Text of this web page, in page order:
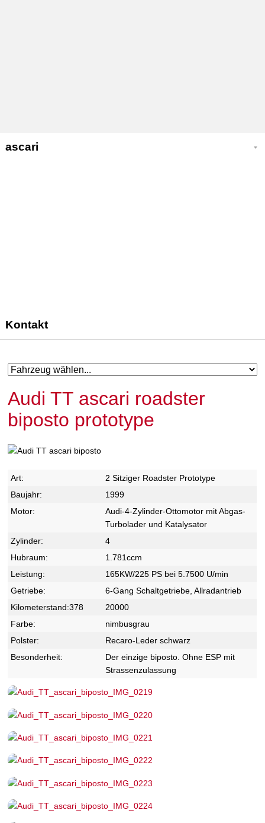
ascari
Kontakt
Audi TT ascari roadster
biposto prototype
Art:
2 Sitziger Roadster Prototype
Baujahr:
1999
Motor:
Audi-4-Zylinder-Ottomotor mit Abgas-
Turbolader und Katalysator
Zylinder:
4
Hubraum:
1.781ccm
Leistung:
165KW/225 PS bei 5.7500 U/min
Getriebe:
6-Gang Schaltgetriebe, Allradantrieb
Kilometerstand:378
20000
Farbe:
nimbusgrau
Polster:
Recaro-Leder schwarz
Besonderheit:
Der einzige biposto. Ohne ESP mit
Strassenzulassung